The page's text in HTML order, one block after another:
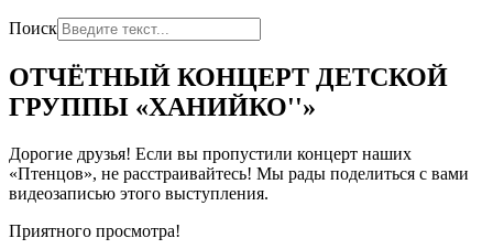
Поиск
ОТЧЁТНЫЙ КОНЦЕРТ ДЕТСКОЙ
ГРУППЫ «ХАНИЙКО''»
Дорогие друзья! Если вы пропустили концерт наших
«Птенцов», не расстраивайтесь! Мы рады поделиться с вами
видеозаписью этого выступления.
Приятного просмотра!